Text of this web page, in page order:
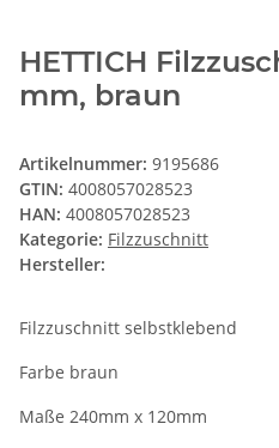
HETTICH
mm, braun
Artikelnummer: 9195686
GTIN: 4008057028523
HAN: 4008057028523
Kategorie: Filzzuschnitt
Hersteller:
Filzzuschnitt selbstklebend
Farbe braun
Maße 240mm x 120mm